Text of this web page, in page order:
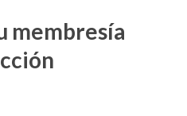
membresía